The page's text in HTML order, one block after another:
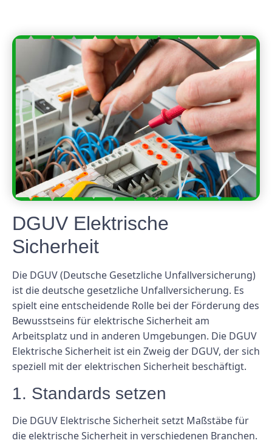
DGUV Elektrische
Sicherheit
Die DGUV (Deutsche Gesetzliche Unfallversicherung)
ist die deutsche gesetzliche Unfallversicherung. Es
spielt eine entscheidende Rolle bei der Förderung des
Bewusstseins für elektrische Sicherheit am
Arbeitsplatz und in anderen Umgebungen. Die DGUV
Elektrische Sicherheit ist ein Zweig der DGUV, der sich
speziell mit der elektrischen Sicherheit beschäftigt.
1. Standards setzen
Die DGUV Elektrische Sicherheit setzt Maßstäbe für
die elektrische Sicherheit in verschiedenen Branchen.